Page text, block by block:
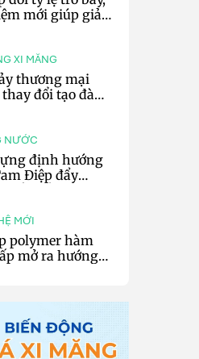
mới giúp giảm
XI MĂNG
thương mại
đổi tạo đà
NƯỚC
định hướng
Điệp đẩy
MỚI
polymer hàm
mở ra hướng